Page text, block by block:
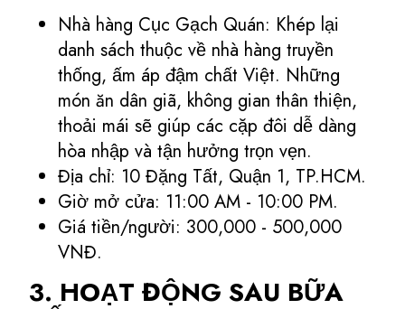
Nhà hàng Cục Gạch Quán: Khép lại
danh sách thuộc về nhà hàng truyền
thống, ấm áp đậm chất Việt. Những
món ăn dân giã, không gian thân thiện,
thoải mái sẽ giúp các cặp đôi dễ dàng
hòa nhập và tận hưởng trọn vẹn.
Địa chỉ: 10 Đặng Tất, Quận 1, TP.HCM.
Giờ mở cửa: 11:00 AM - 10:00 PM.
Giá tiền/người: 300,000 - 500,000
VNĐ.
3. HOẠT ĐỘNG SAU BỮA